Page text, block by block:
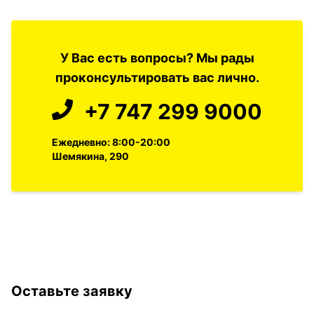
У Вас есть вопросы? Мы рады
проконсультировать вас лично.
+7 747 299 9000
Ежедневно: 8:00-20:00
Шемякина, 290
Оставьте заявку